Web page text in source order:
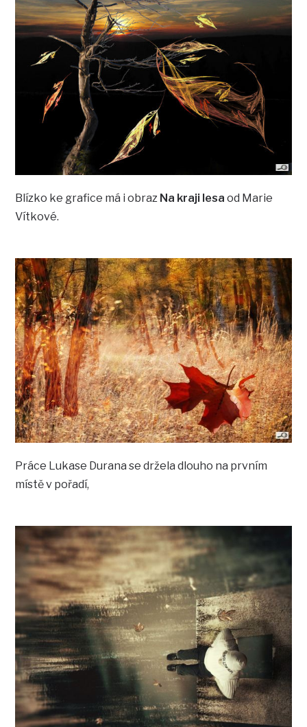
Blízko ke grafice má i obraz Na kraji lesa od Marie
Vítkové.
Práce Lukase Durana se držela dlouho na prvním
místě v pořadí,